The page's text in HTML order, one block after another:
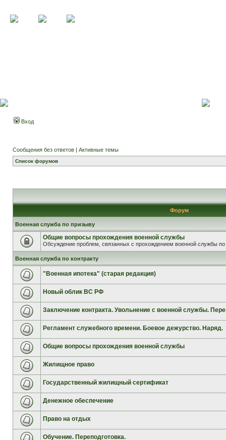
Вход
Сообщения без ответов | Активные темы
Список форумов
Форум
Военная служба по призыву
Общие вопросы прохождения военной службы
Обсуждение проблем, связанных с прохождением военной службы по
Военная служба по контракту
"Военная ипотека" (старая редакция)
Новый облик ВС РФ
Заключение контракта. Увольнение с военной службы.
Регламент служебного времени. Боевое дежурство. Наряд.
Общие вопросы прохождения военной службы
Жилищное право
Государственный жилищный сертификат
Денежное обеспечение
Право на отдых
Обучение. Переподготовка.